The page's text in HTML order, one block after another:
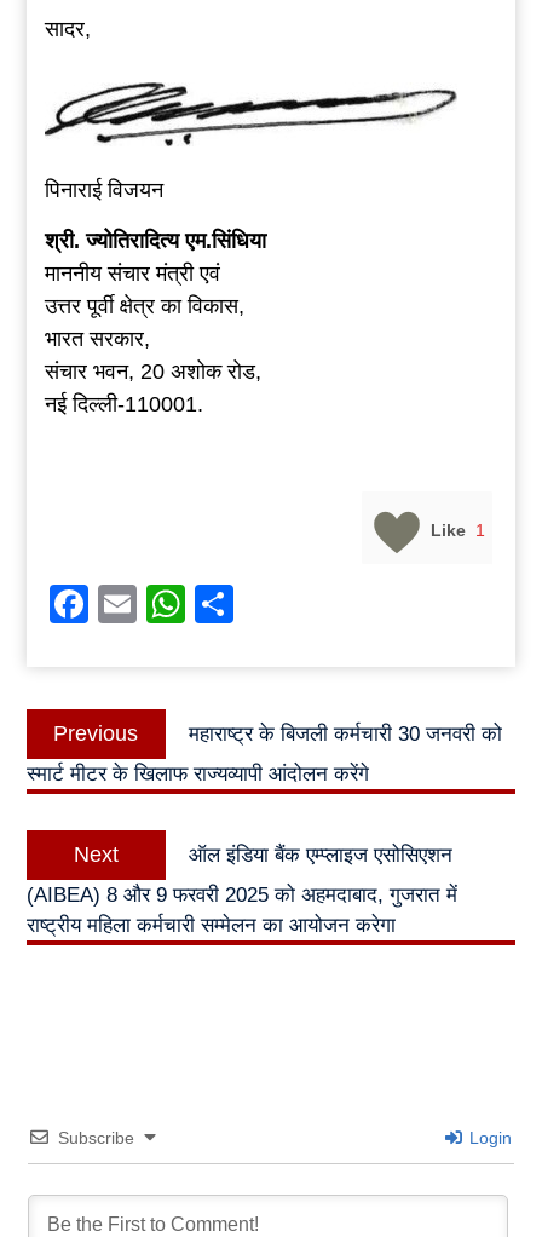
सादर,
पिनाराई विजयन
श्री. ज्‍योतिरादित्‍य एम.सिंधिया
माननीय संचार मंत्री एवं
उत्तर पूर्वी क्षेत्र का विकास,
भारत सरकार,
संचार भवन, 20 अशोक रोड,
नई दिल्ली-110001.
Like 1
Facebook
EmailWhatsApp
Post
navigation
Previous
post:
महाराष्ट्र के बिजली कर्मचारी 30 जनवरी को
स्मार्ट मीटर के खिलाफ राज्यव्यापी आंदोलन करेंगे
Next
Next
post:
ऑल इंडिया बैंक एम्प्लाइज एसोसिएशन
(AIBEA) 8 और 9 फरवरी 2025 को अहमदाबाद, गुजरात में
राष्ट्रीय महिला कर्मचारी सम्मेलन का आयोजन करेगा
Subscribe Login